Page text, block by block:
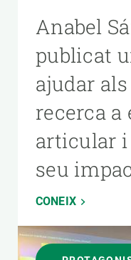
Anabel
publicat
ajudar
recerca a
articular
seu
CONEIX